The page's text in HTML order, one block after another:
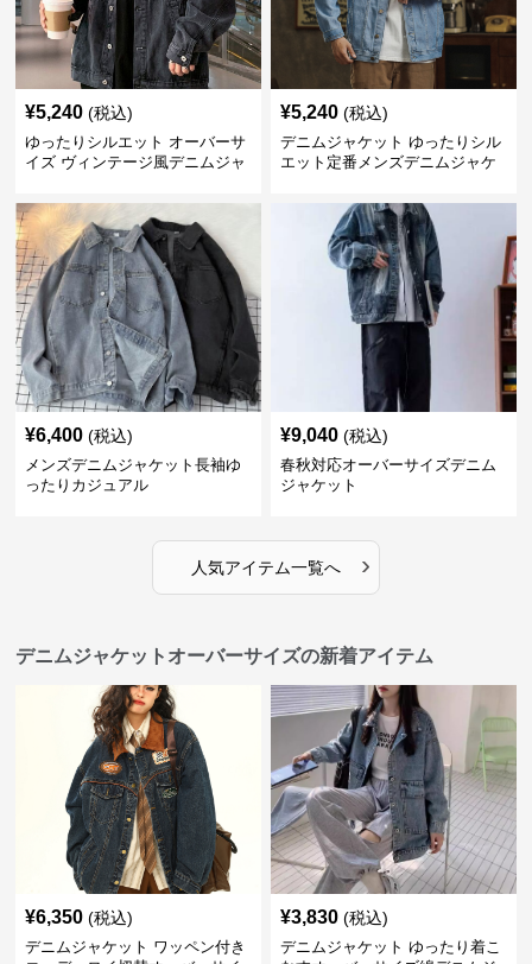
¥5,240 (税込)
ゆったりシルエット オーバーサ
イズ ヴィンテージ風デニムジャ
¥5,240 (税込)
デニムジャケット ゆったりシル
エット定番メンズデニムジャケ
¥6,400 (税込)
メンズデニムジャケット長袖ゆ
ったりカジュアル
¥9,040 (税込)
春秋対応オーバーサイズデニム
ジャケット
人気アイテム一覧へ ›
デニムジャケットオーバーサイズの新着アイテム
¥6,350 (税込)
デニムジャケット ワッペン付き
¥3,830 (税込)
デニムジャケット ゆったり着こ